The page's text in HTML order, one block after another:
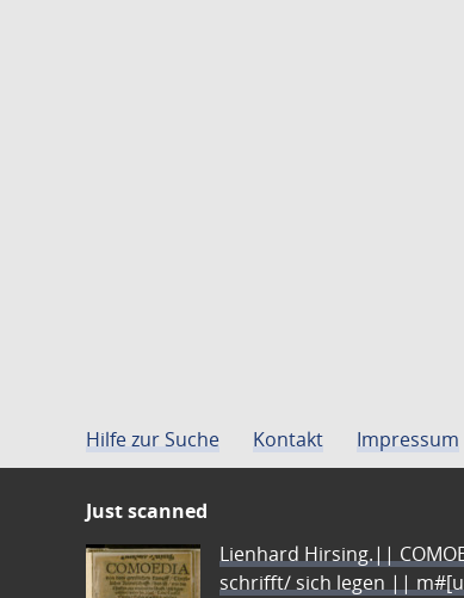
Hilfe zur Suche Kontakt Impressum
Just scanned
Lienhard Hirsing.||
schrifft/ sich legen ||